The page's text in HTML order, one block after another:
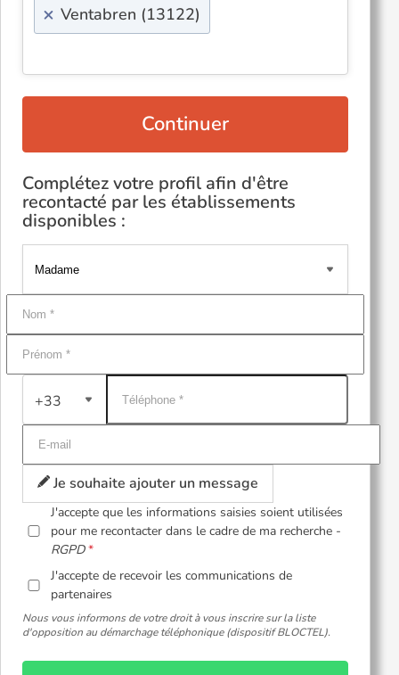
× Ventabren (13122)
Continuer
Complétez votre profil afin d'être
recontacté par les établissements
disponibles :
+33
Je souhaite ajouter un message
J'accepte que les informations saisies soient utilisées
pour me recontacter dans le cadre de ma recherche -
RGPD
J'accepte de recevoir les communications de
partenaires
Nous vous informons de votre droit à vous inscrire sur la liste
d'opposition au démarchage téléphonique (dispositif BLOCTEL).